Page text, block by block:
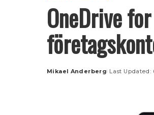
OneDrive
Posted
Mikael Anderberg Last Updated: